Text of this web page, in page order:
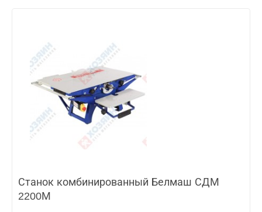
Станок комбинированный Белмаш СДМ
2200М